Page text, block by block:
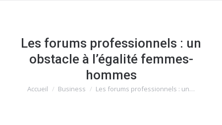
Les forums professionnels : un
obstacle à l’égalité femmes-
hommes
Vous êtes ici :
Accueil Business Les forums professionnels : un…